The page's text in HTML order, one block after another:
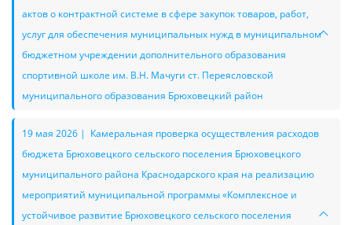
актов о контрактной системе в сфере закупок товаров, работ,
услуг для обеспечения муниципальных нужд в муниципальном
бюджетном учреждении дополнительного образования
спортивной школе им. В.Н. Мачуги ст. Переясловской
муниципального образования Брюховецкий район
19 мая 2026 | Камеральная проверка осуществления расходов
бюджета Брюховецкого сельского поселения Брюховецкого
муниципального района Краснодарского края на реализацию
мероприятий муниципальной программы «Комплексное и
устойчивое развитие Брюховецкого сельского поселения